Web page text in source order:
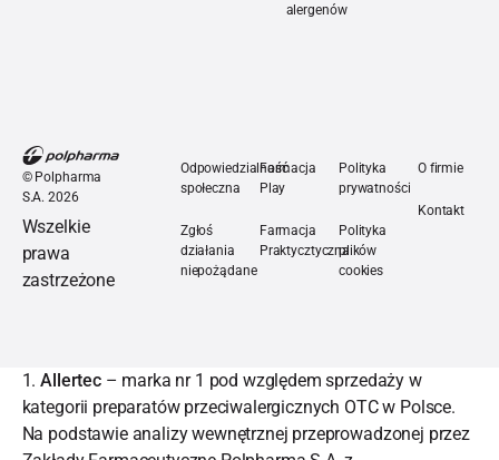
alergenów
© Polpharma
S.A.2026
Wszelkie
prawa
zastrzeżone
Odpowiedzialność
społeczna
Zgłoś
działania
niepożądane
Farmacja
Play
Farmacja
Praktycztyczna
Polityka
prywatności
Polityka
plików
cookies
O firmie
Kontakt
1.Allertec– marka nr 1 pod względem sprzedaży w
kategorii preparatów przeciwalergicznych OTC w Polsce.
Na podstawie analizy wewnętrznej przeprowadzonej przez